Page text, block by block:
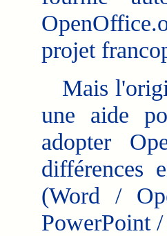
projet
Mais
une aide
adopter
différences
(Word /
PowerPoint